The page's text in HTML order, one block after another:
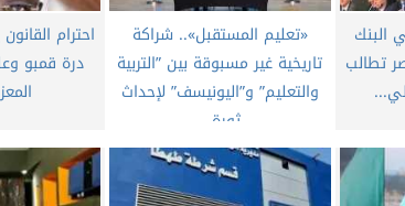
البنك
تطالب
​«تعليم المستقبل».. شراكة
تاريخية غير مسبوقة بين ”التربية
والتعليم” و”اليونيسف” لإحداث
ثورة...
احترام
درة قمبو